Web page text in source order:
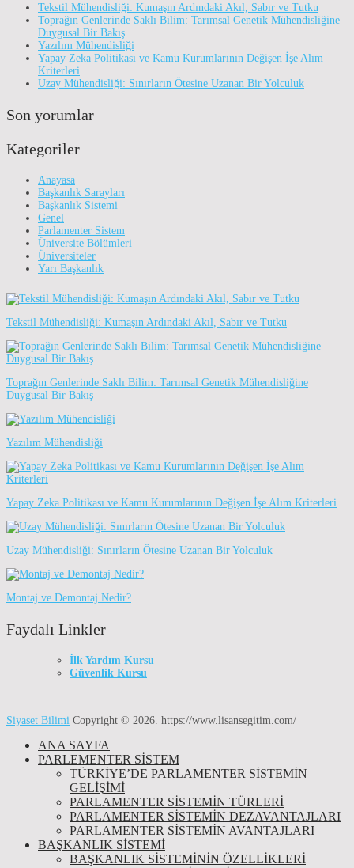
Tekstil Mühendisliği: Kumaşın Ardındaki Akıl, Sabır ve Tutku
Toprağın Genlerinde Saklı Bilim: Tarımsal Genetik Mühendisliğine
Duygusal Bir Bakış
Yazılım Mühendisliği
Yapay Zeka Politikası ve Kamu Kurumlarının Değişen İşe Alım
Kriterleri
Uzay Mühendisliği: Sınırların Ötesine Uzanan Bir Yolculuk
Son yorumlar
Kategoriler
Anayasa
Başkanlık Sarayları
Başkanlık Sistemi
Genel
Parlamenter Sistem
Üniversite Bölümleri
Üniversiteler
Yarı Başkanlık
Tekstil Mühendisliği: Kumaşın Ardındaki Akıl, Sabır ve Tutku
Toprağın Genlerinde Saklı Bilim: Tarımsal Genetik Mühendisliğine
Duygusal Bir Bakış
Yazılım Mühendisliği
Yapay Zeka Politikası ve Kamu Kurumlarının Değişen İşe Alım Kriterleri
Uzay Mühendisliği: Sınırların Ötesine Uzanan Bir Yolculuk
Montaj ve Demontaj Nedir?
Faydalı Linkler
İlk Yardım Kursu
Güvenlik Kursu
Siyaset Bilimi Copyright © 2026. https://www.lisansegitim.com/
ANA SAYFA
PARLEMENTER SİSTEM
TÜRKIYE’DE PARLAMENTER SISTEMIN
GELIŞIMI
PARLAMENTER SİSTEMİN TÜRLERİ
PARLAMENTER SİSTEMİN DEZAVANTAJLARI
PARLAMENTER SİSTEMİN AVANTAJLARI
BAŞKANLIK SİSTEMİ
BAŞKANLIK SISTEMININ ÖZELLIKLERI